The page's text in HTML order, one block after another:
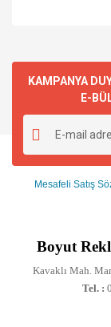
KAMPANYA
E-
Mesafeli Satış
Boyut
Kavaklı Mah.
Tel. :